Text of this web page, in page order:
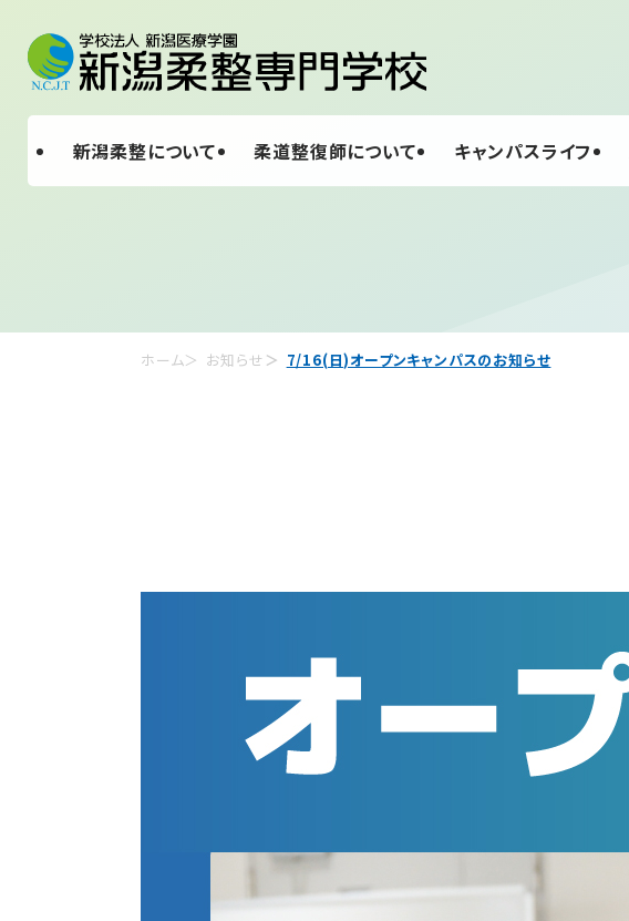
新潟柔整について 柔道整復師について キャンパスライフ
ホーム お知らせ 7/16(日)オープンキャンパスのお知らせ